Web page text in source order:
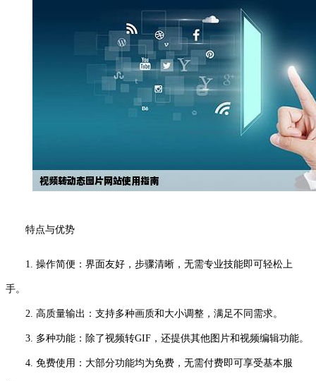
特点与优势
1. 操作简便：界面友好，步骤清晰，无需专业技能即可轻松上
手。
2. 高质量输出：支持多种画质和大小调整，满足不同需求。
3. 多种功能：除了视频转GIF，还提供其他图片和视频编辑功能。
4. 免费使用：大部分功能均为免费，无需付费即可享受基本服